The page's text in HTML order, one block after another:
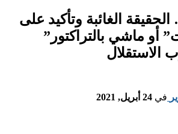
الغائبة وتأكيد على
أو ماشي بالتراكتور”
في 24 أبريل, 2021